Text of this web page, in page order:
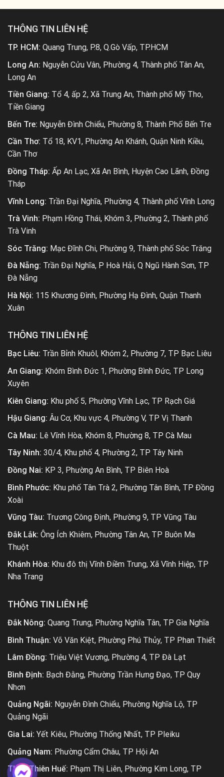
THÔNG TIN LIÊN HỆ
TP. HCM: Quang Trung, P.8, Q.Gò Vấp, TP.HCM
Long An: Nguyễn Cửu Vân, Phường 4, Thành phố Tân An,
Long An
Tiền Giang: Tổ 4, ấp 2, Xã Trung An, Thành phố Mỹ Tho,
Tiền Giang
Bến Tre: Nguyễn Đình Chiểu, Phường 8, Thành Phố Bến Tre
Cần Thơ: Tổ 18, KV1, Phường An Khánh, Quận Ninh Kiều,
Cần Thơ
Đồng Tháp: Ấp An Lạc, Xã An Bình, Huyện Cao Lãnh, Đồng
Tháp
Vĩnh Long: Trần Đại Nghĩa, Phường 4, Thành phố Vĩnh Long
Trà Vinh: Phạm Hồng Thái, Khóm 3, Phường 2, Thành phố
Trà Vinh
Sóc Trăng: Mạc Đĩnh Chi, Phường 9, Thành phố Sóc Trăng
Đà Nẵng: Trần Đại Nghĩa, P Hoà Hải, Q Ngũ Hành Sơn, TP
Đà Nẵng
Hà Nội: 115 Khương Đình, Phường Hạ Đình, Quận Thanh
Xuân
THÔNG TIN LIÊN HỆ
Bạc Liêu: Trần Bỉnh Khuôl, Khóm 2, Phường 7, TP Bạc Liêu
An Giang: Khóm Bình Đức 1, Phường Bình Đức, TP Long
Xuyên
Kiên Giang: Khu phố 5, Phường Vĩnh Lạc, TP Rạch Giá
Hậu Giang: Âu Cơ, Khu vực 4, Phường V, TP Vị Thanh
Cà Mau: Lê Vĩnh Hòa, Khóm 8, Phường 8, TP Cà Mau
Tây Ninh: 30/4, Khu phố 4, Phường 2, TP Tây Ninh
Đồng Nai: KP 3, Phường An Bình, TP Biên Hoà
Bình Phước: Khu phố Tân Trà 2, Phường Tân Bình, TP Đồng
Xoài
Vũng Tàu: Trương Công Định, Phường 9, TP Vũng Tàu
Đắk Lắk: Ông Ích Khiêm, Phường Tân An, TP Buôn Ma
Thuột
Khánh Hòa: Khu đô thị Vĩnh Điềm Trung, Xã Vĩnh Hiệp, TP
Nha Trang
THÔNG TIN LIÊN HỆ
Đắk Nông: Quang Trung, Phường Nghĩa Tân, TP Gia Nghĩa
Bình Thuận: Võ Văn Kiệt, Phường Phú Thủy, TP Phan Thiết
Lâm Đồng: Triệu Việt Vương, Phường 4, TP Đà Lạt
Bình Định: Bạch Đằng, Phường Trần Hưng Đạo, TP Quy
Nhơn
Quảng Ngãi: Nguyễn Đình Chiểu, Phường Nghĩa Lộ, TP
Quảng Ngãi
Gia Lai: Yết Kiêu, Phường Thống Nhất, TP Pleiku
Quảng Nam: Phường Cẩm Châu, TP Hội An
Thừa Thiên Huế: Phạm Thị Liên, Phường Kim Long, TP